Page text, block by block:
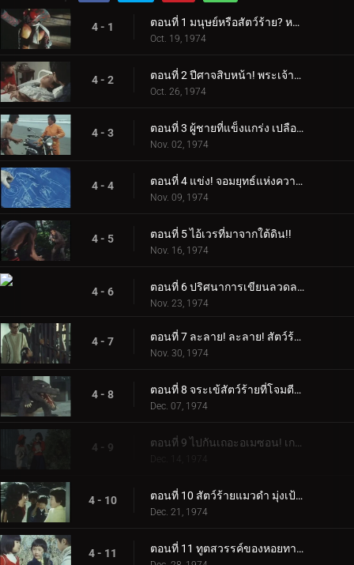
4 - 1 ตอนที่ 1 มนุษย์หรือสัตว์ร้าย? หนุ่มเท่ผู้มาจากป่า!
Oct. 19, 1974
4 - 2 ตอนที่ 2 ปีศาจสิบหน้า! พระเจ้าหรือปีศาจ?
Oct. 26, 1974
4 - 3 ตอนที่ 3 ผู้ชายที่แข็งแกร่ง เปลือยเปล่า และว่องไว!
Nov. 02, 1974
4 - 4 ตอนที่ 4 แข่ง! จอมยุทธ์แห่งความเดือดดาล!!
Nov. 09, 1974
4 - 5 ตอนที่ 5 ไอ้เวรที่มาจากใต้ดิน!!
Nov. 16, 1974
4 - 6 ตอนที่ 6 ปริศนาการเขียนลวดลายเชือกอินคา!!
Nov. 23, 1974
4 - 7 ตอนที่ 7 ละลาย! ละลาย! สัตว์ร้ายงูที่น่าสะพรึงกลัว
Nov. 30, 1974
4 - 8 ตอนที่ 8 จระเข้สัตว์ร้ายที่โจมตีโรงเรียน
Dec. 07, 1974
4 - 9
Dec. 14, 1974
4 - 10 ตอนที่ 10 สัตว์ร้ายแมวดำ มุ่งเป้าไปที่โรงเรียนอนุบาล!
Dec. 21, 1974
4 - 11 ตอนที่ 11 ทูตสวรรค์ของหอยทากทองคำ!?